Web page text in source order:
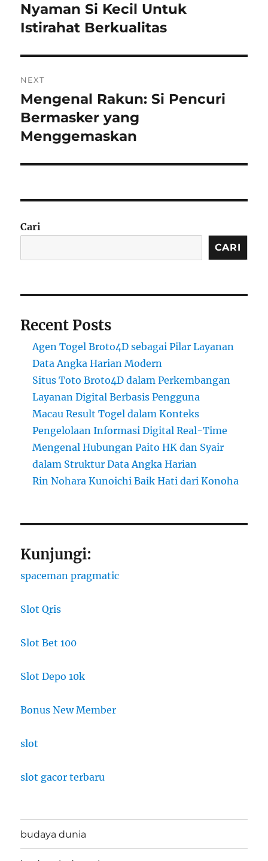
post:
Nyaman Si Kecil Untuk
Istirahat Berkualitas
NEXT
Next
post:
Mengenal Rakun: Si Pencuri
Bermasker yang
Menggemaskan
Cari
CARI
Recent Posts
Agen Togel Broto4D sebagai Pilar Layanan
Data Angka Harian Modern
Situs Toto Broto4D dalam Perkembangan
Layanan Digital Berbasis Pengguna
Macau Result Togel dalam Konteks
Pengelolaan Informasi Digital Real-Time
Mengenal Hubungan Paito HK dan Syair
dalam Struktur Data Angka Harian
Rin Nohara Kunoichi Baik Hati dari Konoha
Kunjungi:
spaceman pragmatic
Slot Qris
Slot Bet 100
Slot Depo 10k
Bonus New Member
slot
slot gacor terbaru
budaya dunia